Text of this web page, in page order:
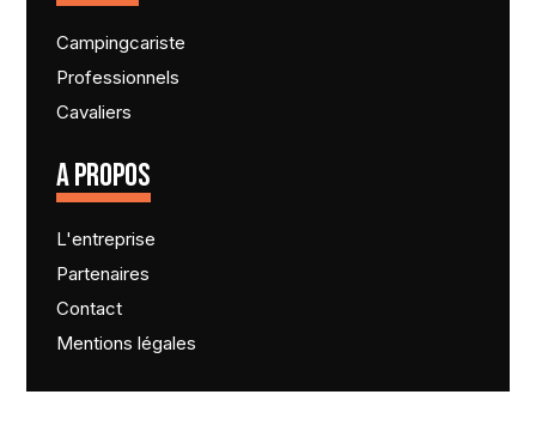
Campingcariste
Professionnels
Cavaliers
A PROPOS
L'entreprise
Partenaires
Contact
Mentions légales